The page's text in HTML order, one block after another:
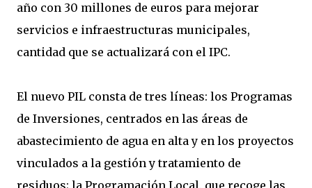
año con 30 millones de euros para mejorar
servicios e infraestructuras municipales,
cantidad que se actualizará con el IPC.
El nuevo PIL consta de tres líneas: los Programas
de Inversiones, centrados en las áreas de
abastecimiento de agua en alta y en los proyectos
vinculados a la gestión y tratamiento de
residuos; la Programación Local, que recoge las